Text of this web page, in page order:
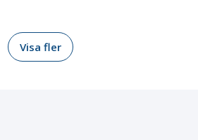
Visa fler